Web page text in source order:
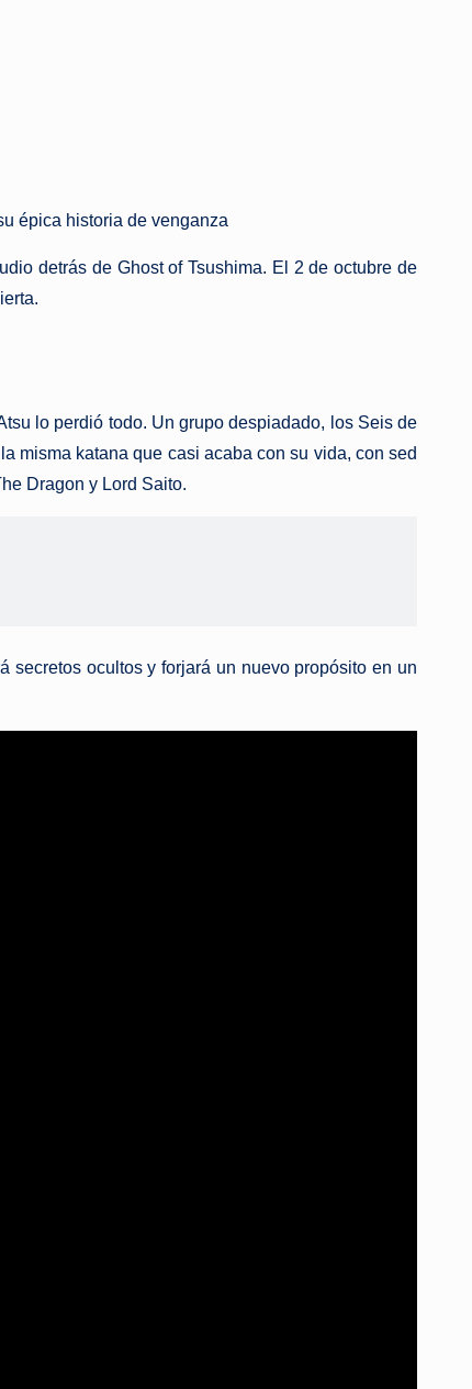
épica historia de venganza
detrás de Ghost of Tsushima. El 2 de octubre de
lo perdió todo. Un grupo despiadado, los Seis de
misma katana que casi acaba con su vida, con sed
Dragon y Lord Saito.
secretos ocultos y forjará un nuevo propósito en un